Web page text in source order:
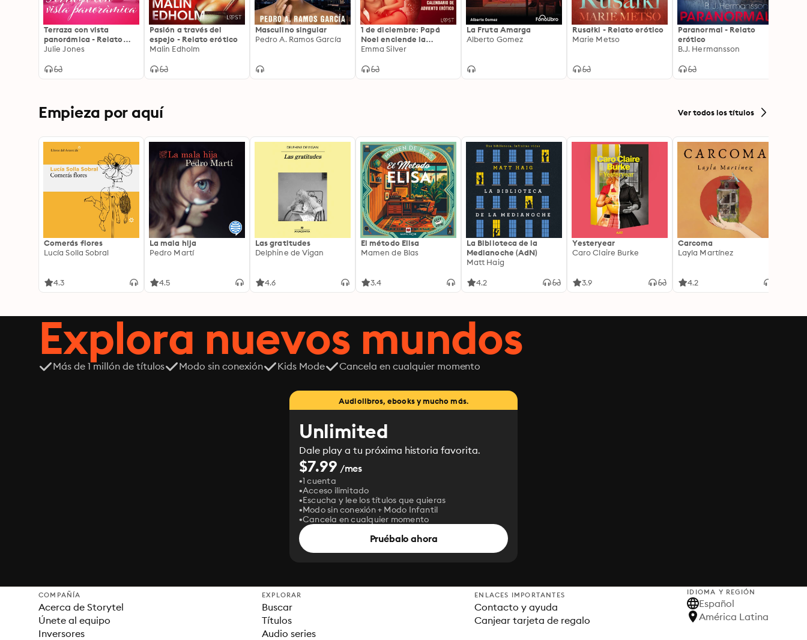
Terraza con vista
panorámica - Relato
erótico
Julie Jones
Pasión a través del
espejo - Relato erótico
Malin Edholm
Masculino singular
Pedro A. Ramos García
1 de diciembre: Papá
Noel enciende la
Navidad
Emma Silver
La Fruta Amarga
Alberto Gomez
Rusałki - Relato erótico
Marie Metso
Paranormal - Relato
erótico
B.J. Hermansson
Empieza por aquí Ver todos los títulos
Comerás flores
Lucía Solla Sobral
4.3
La mala hija
Pedro Martí
4.5
Las gratitudes
Delphine de Vigan
4.6
El método Elisa
Mamen de Blas
3.4
La Biblioteca de la
Medianoche (AdN)
Matt Haig
4.2
Yesteryear
Caro Claire Burke
3.9
Carcoma
Layla Martínez
4.2
Explora nuevos mundos
Más de 1 millón de títulos Modo sin conexión Kids Mode Cancela en cualquier momento
Audiolibros, ebooks y mucho más.
Unlimited
Dale play a tu próxima historia favorita.
$7.99 /mes
1 cuenta
Acceso ilimitado
Escucha y lee los títulos que quieras
Modo sin conexión + Modo Infantil
Cancela en cualquier momento
Pruébalo ahora
COMPAÑÍA
Acerca de Storytel
Únete al equipo
Inversores
EXPLORAR
Buscar
Títulos
Audio series
ENLACES IMPORTANTES
Contacto y ayuda
Canjear tarjeta de regalo
IDIOMA Y REGIÓN
Español
América Latina